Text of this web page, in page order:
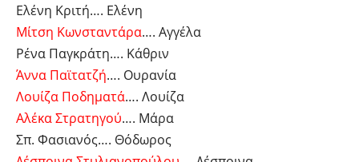
Ελένη Κριτή…. Ελένη
Μίτση Κωνσταντάρα…. Αγγέλα
Ρένα Παγκράτη…. Κάθριν
Άννα Παϊτατζή…. Ουρανία
Λουίζα Ποδηματά…. Λουίζα
Αλέκα Στρατηγού…. Μάρα
Σπ. Φασιανός…. Θόδωρος